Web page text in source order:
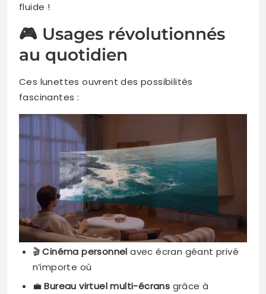
fluide !
🎮 Usages révolutionnés
au quotidien
Ces lunettes ouvrent des possibilités
fascinantes :
🎬Cinéma personnel avec écran géant privé
n’importe où
💼Bureau virtuel multi-écrans grâce à